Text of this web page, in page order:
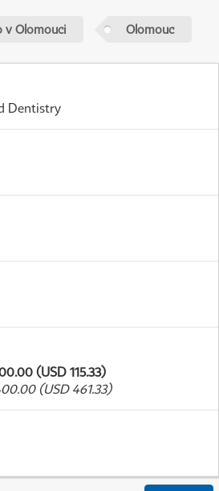
v Olomouci Olomouc
Dentistry
(USD 115.33)
(USD 461.33)